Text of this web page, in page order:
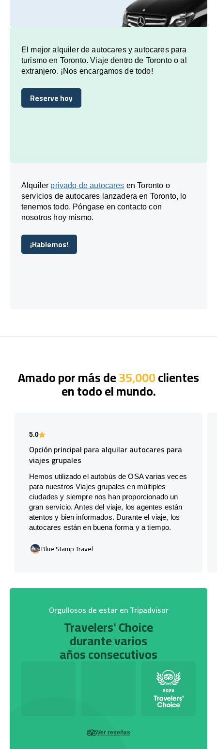
El mejor alquiler de autocares y autocares para
turismo en Toronto. Viaje dentro de Toronto o al
extranjero. ¡Nos encargamos de todo!
Reserve hoy
Reserve hoy
Alquiler privado de autocares en Toronto o
servicios de autocares lanzadera en Toronto, lo
tenemos todo. Póngase en contacto con
nosotros hoy mismo.
¡Hablemos!
¡Hablemos!
Amado por más de35,000clientes
en todo el mundo.
5.0
Opción principal para alquilar autocares para
viajes grupales
Hemos utilizado el autobús de OSA varias veces
para nuestros Viajes grupales en múltiples
ciudades y siempre nos han proporcionado un
gran servicio. Antes del viaje, los agentes están
atentos y bien informados. Durante el viaje, los
autocares están en buena forma y a tiempo.
Blue Stamp Travel
Orgullosos de estar en Tripadvisor
Travelers' Choice
durante varios
años consecutivos
Ver reseñas